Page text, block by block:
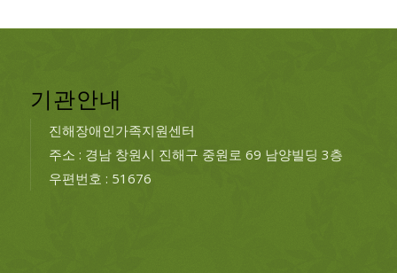
기관안내
진해장애인가족지원센터
주소 : 경남 창원시 진해구 중원로 69 남양빌딩 3층
우편번호 : 51676